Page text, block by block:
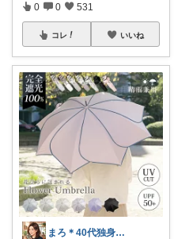
0 0 531
コレ いいね
まろ＊40代独身シンプルライフ